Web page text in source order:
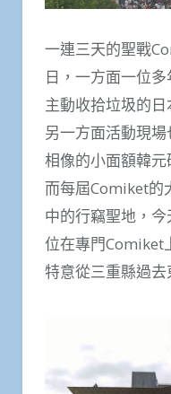
一連三天的聖戰
日，一方面一位
主動收拾垃圾的日
另一方面活動現
相像的小面額韓
而每屆Comiket的
中的行竊聖地，
位在專門Comiket
特意從三重縣過